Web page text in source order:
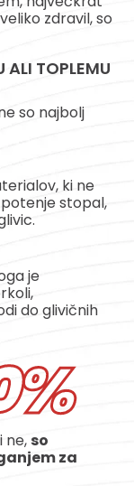
zdravil, so
ALI TOPLEMU
so najbolj
ki ne
stopal,
je
do glivičnih
ne, so
za